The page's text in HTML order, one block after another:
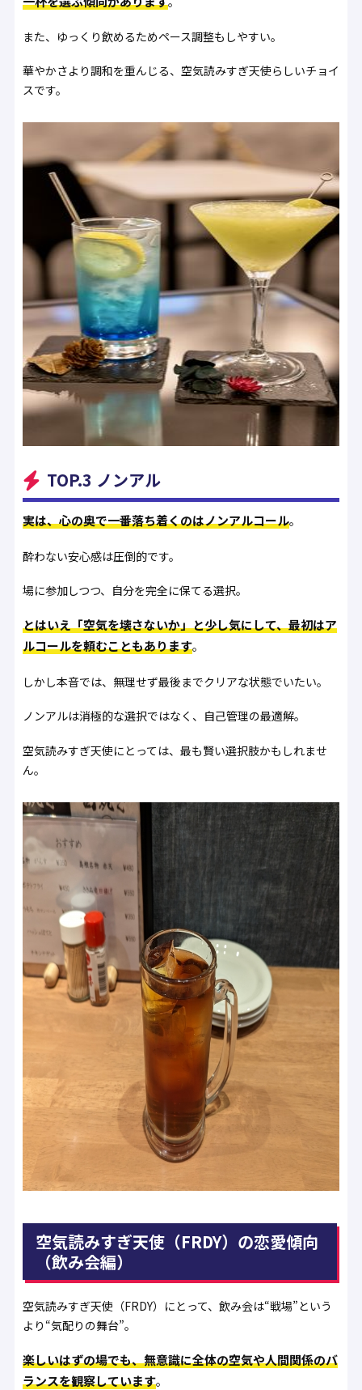
また、ゆっくり飲めるためペース調整もしやすい。
華やかさより調和を重んじる、空気読みすぎ天使らしいチョイ
スです。
TOP.3 ノンアル
実は、心の奥で一番落ち着くのはノンアルコール。
酔わない安心感は圧倒的です。
場に参加しつつ、自分を完全に保てる選択。
とはいえ「空気を壊さないか」と少し気にして、最初はア
ルコールを頼むこともあります。
しかし本音では、無理せず最後までクリアな状態でいたい。
ノンアルは消極的な選択ではなく、自己管理の最適解。
空気読みすぎ天使にとっては、最も賢い選択肢かもしれませ
ん。
空気読みすぎ天使（FRDY）の恋愛傾向
（飲み会編）
空気読みすぎ天使（FRDY）にとって、飲み会は“戦場”という
より“気配りの舞台”。
楽しいはずの場でも、無意識に全体の空気や人間関係のバ
ランスを観察しています。